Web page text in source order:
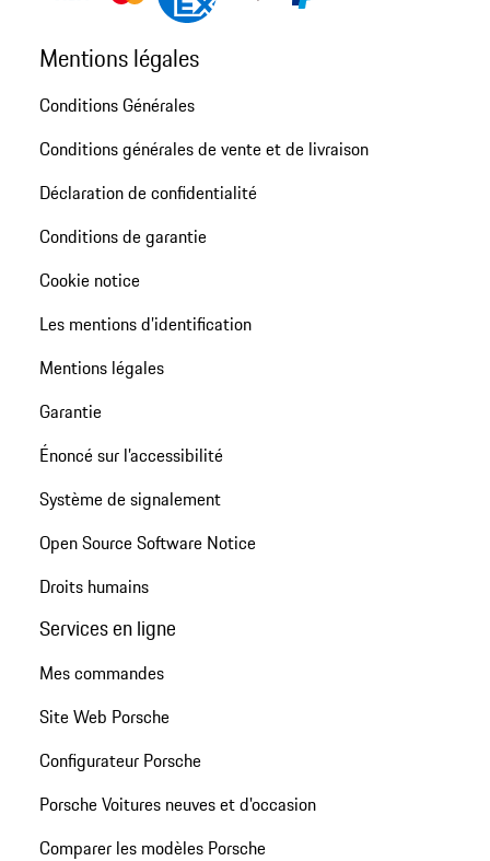
Mentions légales
Conditions Générales
Conditions générales de vente et de livraison
Déclaration de confidentialité
Conditions de garantie
Cookie notice
Les mentions d’identification
Mentions légales
Garantie
Énoncé sur l’accessibilité
Système de signalement
Open Source Software Notice
Droits humains
Services en ligne
Mes commandes
Site Web Porsche
Configurateur Porsche
Porsche Voitures neuves et d'occasion
Comparer les modèles Porsche